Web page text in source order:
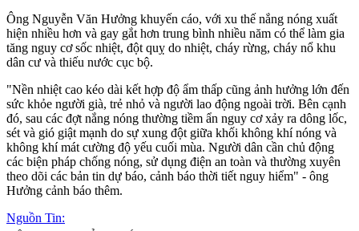
Ông Nguyễn Văn Hưởng khuyến cáo, với xu thế nắng nóng xuất
hiện nhiều hơn và gay gắt hơn trung bình nhiều năm có thể làm gia
tăng nguy cơ sốc nhiệt, đột quỵ do nhiệt, cháy rừng, cháy nổ khu
dân cư và thiếu nước cục bộ.
"Nền nhiệt cao kéo dài kết hợp độ ẩm thấp cũng ảnh hưởng lớn đến
sức khỏe người già, trẻ nhỏ và người lao động ngoài trời. Bên cạnh
đó, sau các đợt nắng nóng thường tiềm ẩn nguy cơ xảy ra dông lốc,
sét và gió giật mạnh do sự xung đột giữa khối không khí nóng và
không khí mát cường độ yếu cuối mùa. Người dân cần chủ động
các biện pháp chống nóng, sử dụng điện an toàn và thường xuyên
theo dõi các bản tin dự báo, cảnh báo thời tiết nguy hiểm" - ông
Hưởng cảnh báo thêm.
Nguồn Tin: